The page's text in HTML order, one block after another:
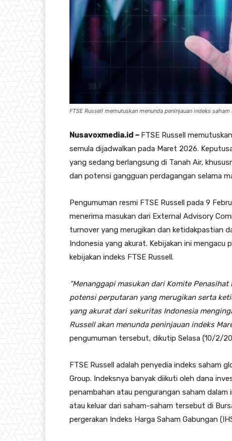
FTSE Russell memutuskan menunda peninjauan indeks
Nusavoxmedia.id – FTSE Russell
semula dijadwalkan pada Maret 2026.
yang sedang berlangsung di Tanah Air,
dan potensi gangguan perdagangan selama
Pengumuman resmi FTSE Russell pada 9
menerima masukan dari External Advisory
turnover yang merugikan dan ketidakpastian
Indonesia yang akurat. Kebijakan ini
kebijakan indeks FTSE Russell.
“Menanggapi masukan dari Komite
potensi perputaran yang merugikan serta
yang akurat dari sekuritas Indonesia
Russell akan menunda peninjauan indeks
pengumuman tersebut, dikutip Selasa (10/2/
FTSE Russell adalah penyedia indeks saham
Group. Indeksnya banyak diikuti oleh dana
penambahan atau pengurangan saham dalam
atau keluar dari saham-saham tersebut di
pergerakan Indeks Harga Saham Gabungan